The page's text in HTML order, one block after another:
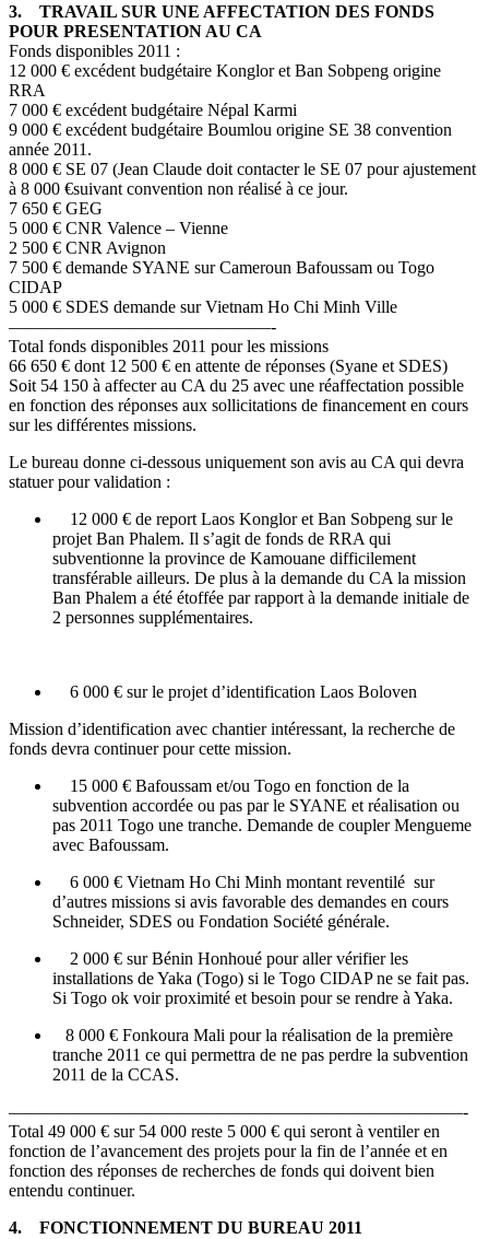
3. TRAVAIL SUR UNE AFFECTATION DES FONDS
POUR PRESENTATION AU CA
Fonds disponibles 2011 :
12 000 € excédent budgétaire Konglor et Ban Sobpeng origine
RRA
7 000 € excédent budgétaire Népal Karmi
9 000 € excédent budgétaire Boumlou origine SE 38 convention
année 2011.
8 000 € SE 07 (Jean Claude doit contacter le SE 07 pour ajustement
à 8 000 €suivant convention non réalisé à ce jour.
7 650 € GEG
5 000 € CNR Valence – Vienne
2 500 € CNR Avignon
7 500 € demande SYANE sur Cameroun Bafoussam ou Togo
CIDAP
5 000 € SDES demande sur Vietnam Ho Chi Minh Ville
———————————————-
Total fonds disponibles 2011 pour les missions
66 650 € dont 12 500 € en attente de réponses (Syane et SDES)
Soit 54 150 à affecter au CA du 25 avec une réaffectation possible
en fonction des réponses aux sollicitations de financement en cours
sur les différentes missions.
Le bureau donne ci-dessous uniquement son avis au CA qui devra
statuer pour validation :
12 000 € de report Laos Konglor et Ban Sobpeng sur le
projet Ban Phalem. Il s’agit de fonds de RRA qui
subventionne la province de Kamouane difficilement
transférable ailleurs. De plus à la demande du CA la mission
Ban Phalem a été étoffée par rapport à la demande initiale de
2 personnes supplémentaires.
6 000 € sur le projet d’identification Laos Boloven
Mission d’identification avec chantier intéressant, la recherche de
fonds devra continuer pour cette mission.
15 000 € Bafoussam et/ou Togo en fonction de la
subvention accordée ou pas par le SYANE et réalisation ou
pas 2011 Togo une tranche. Demande de coupler Mengueme
avec Bafoussam.
6 000 € Vietnam Ho Chi Minh montant reventilé sur
d’autres missions si avis favorable des demandes en cours
Schneider, SDES ou Fondation Société générale.
2 000 € sur Bénin Honhoué pour aller vérifier les
installations de Yaka (Togo) si le Togo CIDAP ne se fait pas.
Si Togo ok voir proximité et besoin pour se rendre à Yaka.
8 000 € Fonkoura Mali pour la réalisation de la première
tranche 2011 ce qui permettra de ne pas perdre la subvention
2011 de la CCAS.
——————————————————————————-
Total 49 000 € sur 54 000 reste 5 000 € qui seront à ventiler en
fonction de l’avancement des projets pour la fin de l’année et en
fonction des réponses de recherches de fonds qui doivent bien
entendu continuer.
4. FONCTIONNEMENT DU BUREAU 2011